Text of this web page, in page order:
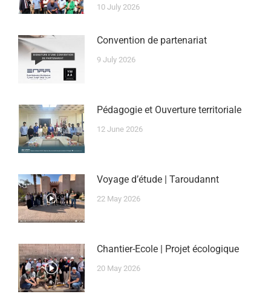
10 July 2026
Convention de partenariat
9 July 2026
Pédagogie et Ouverture territoriale
12 June 2026
Voyage d’étude | Taroudannt
22 May 2026
Chantier-Ecole | Projet écologique
20 May 2026